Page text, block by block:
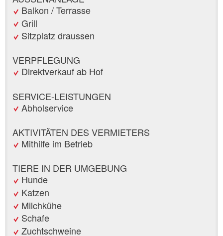
Balkon / Terrasse
Grill
Sitzplatz draussen
VERPFLEGUNG
Direktverkauf ab Hof
SERVICE-LEISTUNGEN
Abholservice
AKTIVITÄTEN DES VERMIETERS
Mithilfe im Betrieb
TIERE IN DER UMGEBUNG
Hunde
Katzen
Milchkühe
Schafe
Zuchtschweine